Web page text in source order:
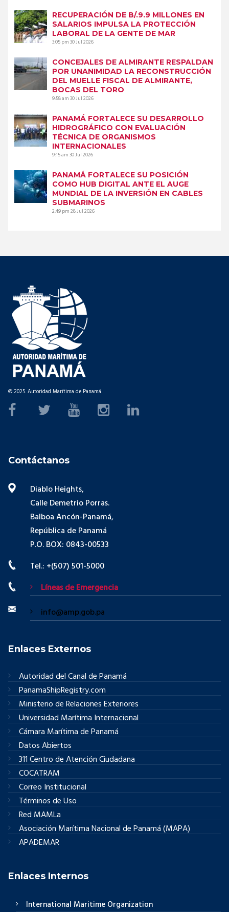
RECUPERACIÓN DE B/.9.9 MILLONES EN
SALARIOS IMPULSA LA PROTECCIÓN
LABORAL DE LA GENTE DE MAR
3:05 pm30 Jul 2026
CONCEJALES DE ALMIRANTE RESPALDAN
POR UNANIMIDAD LA RECONSTRUCCIÓN
DEL MUELLE FISCAL DE ALMIRANTE,
BOCAS DEL TORO
9:58 am30 Jul 2026
PANAMÁ FORTALECE SU DESARROLLO
HIDROGRÁFICO CON EVALUACIÓN
TÉCNICA DE ORGANISMOS
INTERNACIONALES
9:15 am30 Jul 2026
PANAMÁ FORTALECE SU POSICIÓN
COMO HUB DIGITAL ANTE EL AUGE
MUNDIAL DE LA INVERSIÓN EN CABLES
SUBMARINOS
2:49 pm28 Jul 2026
© 2025. Autoridad Marítima de Panamá
Contáctanos
Diablo Heights,
Calle Demetrio Porras.
Balboa Ancón-Panamá,
República de Panamá
P.O. BOX: 0843-00533
Tel.: +(507) 501-5000
Líneas de Emergencia
info@amp.gob.pa
Enlaces Externos
Autoridad del Canal de Panamá
PanamaShipRegistry.com
Ministerio de Relaciones Exteriores
Universidad Marítima Internacional
Cámara Marítima de Panamá
Datos Abiertos
311 Centro de Atención Ciudadana
COCATRAM
Correo Institucional
Términos de Uso
Red MAMLa
Asociación Marítima Nacional de Panamá (MAPA)
APADEMAR
Enlaces Internos
International Maritime Organization